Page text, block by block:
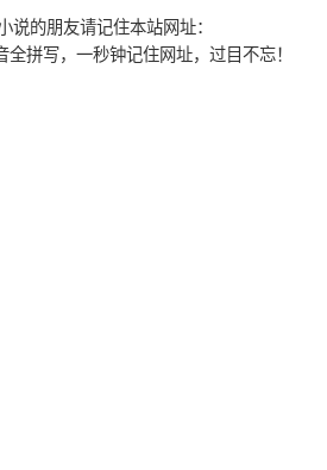
说的朋友请记住本站网址：
全拼写，一秒钟记住网址，过目不忘！